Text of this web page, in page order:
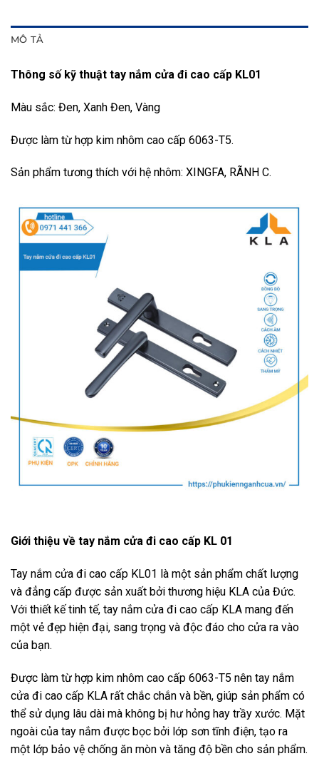
MÔ TẢ
Thông số kỹ thuật tay nắm cửa đi cao cấp KL01
Màu sắc: Đen, Xanh Đen, Vàng
Được làm từ hợp kim nhôm cao cấp 6063-T5.
Sản phẩm tương thích với hệ nhôm: XINGFA, RÃNH C.
Giới thiệu về tay nắm cửa đi cao cấp KL 01
Tay nắm cửa đi cao cấp KL01 là một sản phẩm chất lượng
và đẳng cấp được sản xuất bởi thương hiệu KLA của Đức.
Với thiết kế tinh tế, tay nắm cửa đi cao cấp KLA mang đến
một vẻ đẹp hiện đại, sang trọng và độc đáo cho cửa ra vào
của bạn.
Được làm từ hợp kim nhôm cao cấp 6063-T5 nên tay nắm
cửa đi cao cấp KLA rất chắc chắn và bền, giúp sản phẩm có
thể sử dụng lâu dài mà không bị hư hỏng hay trầy xước. Mặt
ngoài của tay nắm được bọc bởi lớp sơn tĩnh điện, tạo ra
một lớp bảo vệ chống ăn mòn và tăng độ bền cho sản phẩm.